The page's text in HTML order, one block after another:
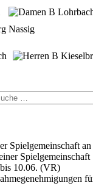
Spielgemeinschaft an
Spielgemeinschaft
10.06. (VR)